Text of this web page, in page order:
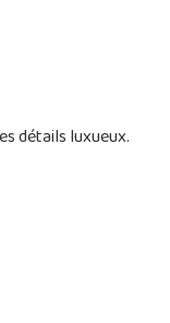
détails luxueux.